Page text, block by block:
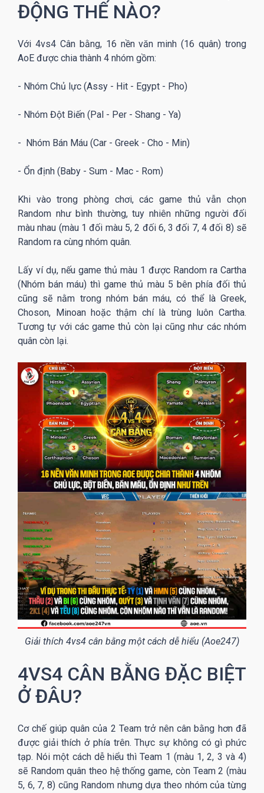
ĐỘNG THẾ NÀO?
Với 4vs4 Cân bằng, 16 nền văn minh (16 quân) trong
AoE được chia thành 4 nhóm gồm:
- Nhóm Chủ lực (Assy - Hit - Egypt - Pho)
- Nhóm Đột Biến (Pal - Per - Shang - Ya)
- Nhóm Bán Máu (Car - Greek - Cho - Min)
- Ổn định (Baby - Sum - Mac - Rom)
Khi vào trong phòng chơi, các game thủ vẫn chọn
Random như bình thường, tuy nhiên những người đối
màu nhau (màu 1 đối màu 5, 2 đối 6, 3 đối 7, 4 đối 8) sẽ
Random ra cùng nhóm quân.
Lấy ví dụ, nếu game thủ màu 1 được Random ra Cartha
(Nhóm bán máu) thì game thủ màu 5 bên phía đối thủ
cũng sẽ nằm trong nhóm bán máu, có thể là Greek,
Choson, Minoan hoặc thậm chí là trùng luôn Cartha.
Tương tự với các game thủ còn lại cũng như các nhóm
quân còn lại.
Giải thích 4vs4 cân bằng một cách dễ hiểu (Aoe247)
4VS4 CÂN BẰNG ĐẶC BIỆT
Ở ĐÂU?
Cơ chế giúp quân của 2 Team trở nên cân bằng hơn đã
được giải thích ở phía trên. Thực sự không có gì phức
tạp. Nói một cách dễ hiểu thì Team 1 (màu 1, 2, 3 và 4)
sẽ Random quân theo hệ thống game, còn Team 2 (màu
5, 6, 7, 8) cũng Random nhưng dựa theo nhóm của từng